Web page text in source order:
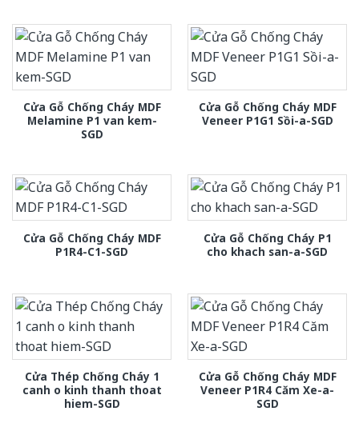
Cửa Gỗ Chống Cháy MDF
Melamine P1 van kem-
SGD
Cửa Gỗ Chống Cháy MDF
Veneer P1G1 Sồi-a-SGD
Cửa Gỗ Chống Cháy MDF
P1R4-C1-SGD
Cửa Gỗ Chống Cháy P1
cho khach san-a-SGD
Cửa Thép Chống Cháy 1
canh o kinh thanh thoat
hiem-SGD
Cửa Gỗ Chống Cháy MDF
Veneer P1R4 Căm Xe-a-
SGD